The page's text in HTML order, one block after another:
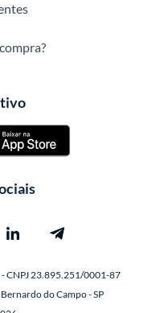
CNPJ 23.895.251/0001-87
do Campo - SP